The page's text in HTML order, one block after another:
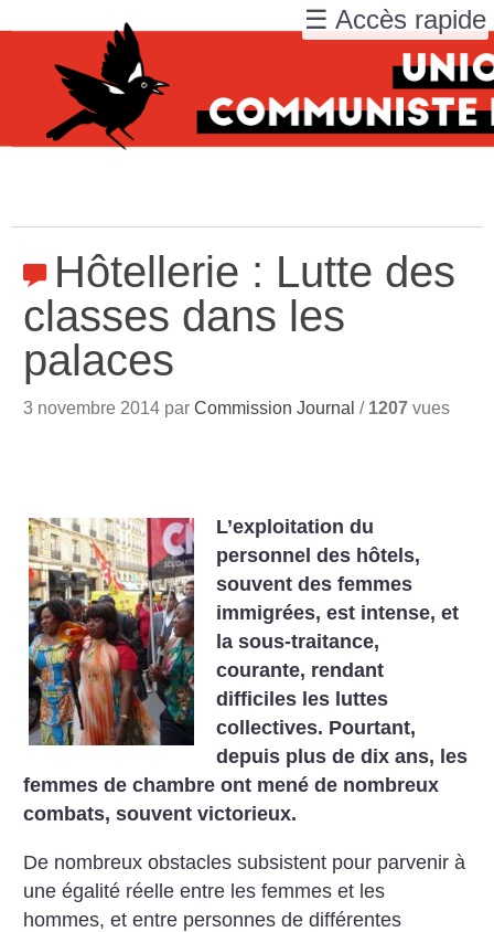
Hôtellerie : Lutte des
classes dans les
palaces
3 novembre 2014 parCommission Journal / 1207 vues
L’exploitation du
personnel des hôtels,
souvent des femmes
immigrées, est intense, et
la sous-traitance,
courante, rendant
difficiles les luttes
collectives. Pourtant,
depuis plus de dix⁠ ans, les
femmes de chambre ont mené de nombreux
combats, souvent victorieux.
De nombreux obstacles subsistent pour parvenir à
une égalité réelle entre les femmes et les
hommes, et entre personnes de différentes
☰ Accès rapide